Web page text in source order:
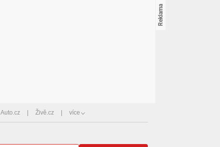
Auto.cz Živě.cz více